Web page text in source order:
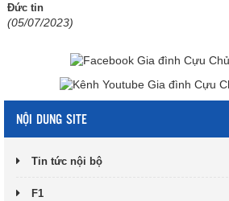
Đức tin
(05/07/2023)
NỘI DUNG SITE
Tin tức nội bộ
F1